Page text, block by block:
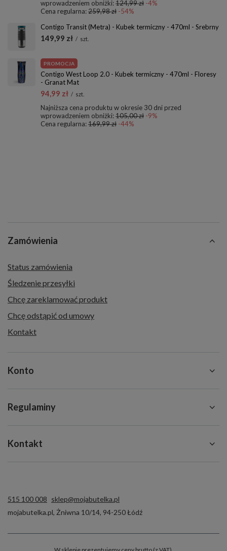
wprowadzeniem obniżki:124,99 zł -4%
Cena regularna:259,98 zł -54%
Contigo Transit (Metra) - Kubek termiczny - 470ml - Srebrny
149,99 zł / szt.
PROMOCJA
Contigo West Loop 2.0 - Kubek termiczny - 470ml - Floresy
- Granat Mat
94,99 zł / szt.
Najniższa cena produktu w okresie 30 dni przed
wprowadzeniem obniżki:105,00 zł -9%
Cena regularna:169,99 zł -44%
Zamówienia
Status zamówienia
Śledzenie przesyłki
Chcę zareklamować produkt
Chcę odstąpić od umowy
Kontakt
Konto
Regulaminy
Kontakt
515 100 008 sklep@mojabutelka.pl
mojabutelka.pl, Żniwna 10/14, 94-250Łódź